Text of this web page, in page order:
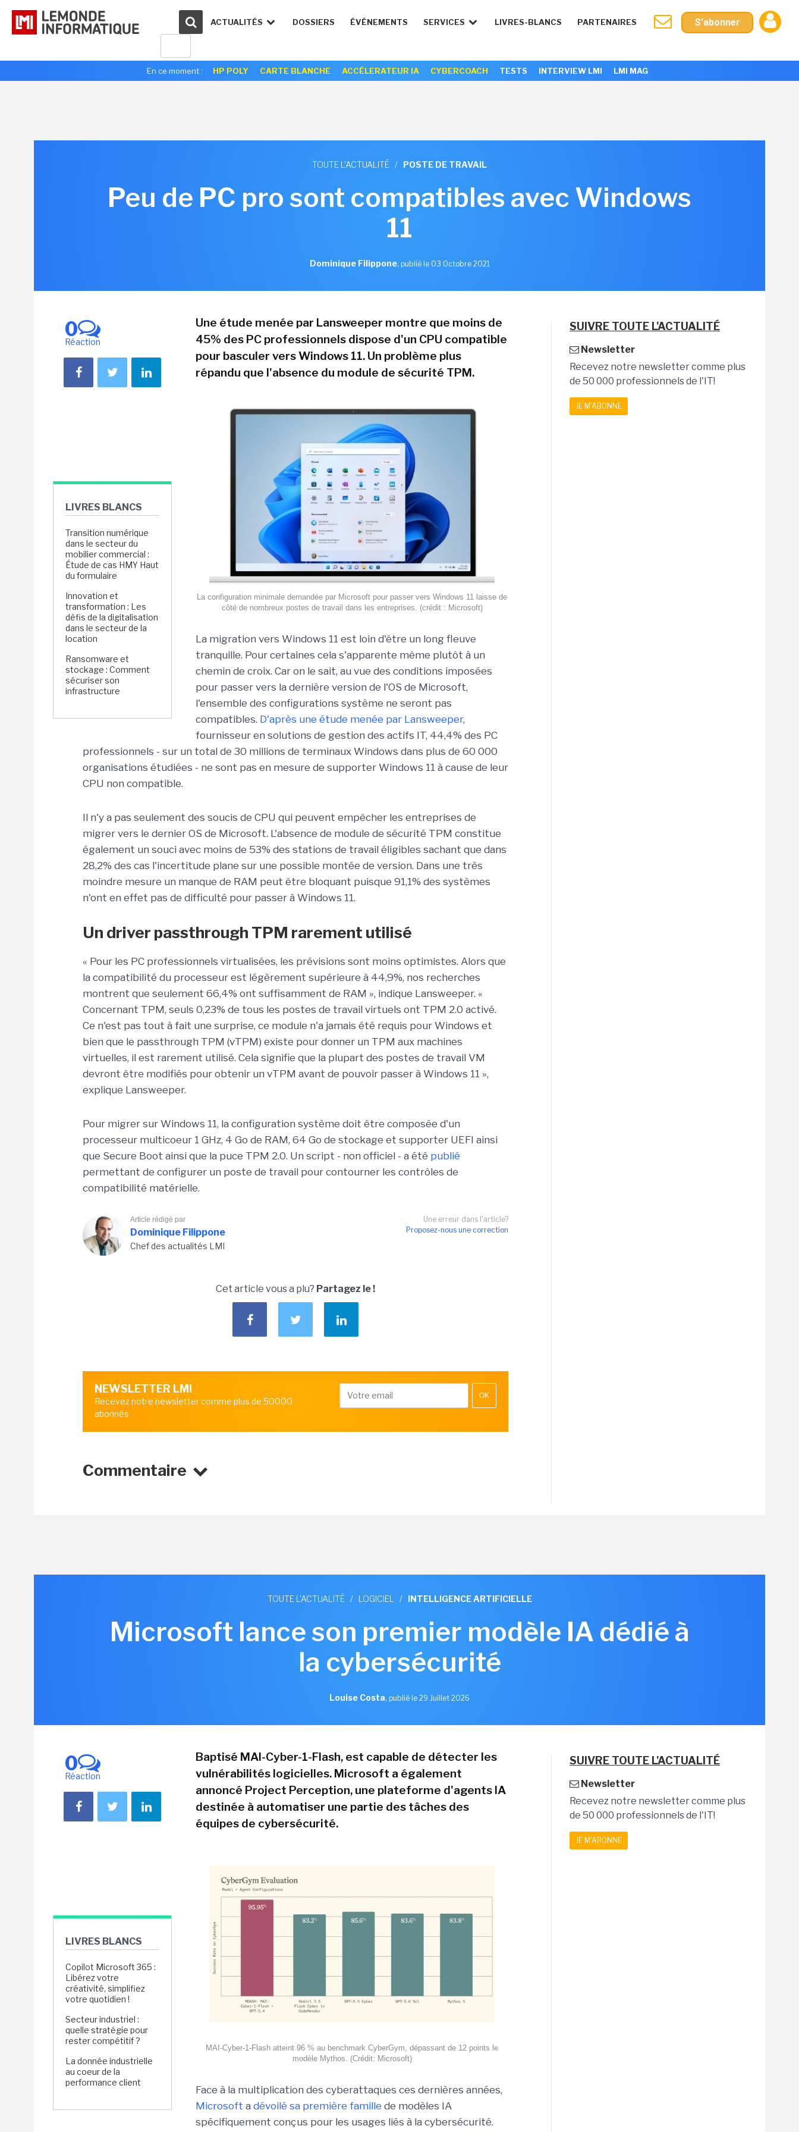
ACTUALITÉS DOSSIERS ÉVÉNEMENTS SERVICES LIVRES-BLANCS PARTENAIRES S'abonner
En ce moment : HP POLY CARTE BLANCHE ACCÉLERATEUR IA CYBERCOACH TESTS INTERVIEW LMI LMI MAG
TOUTE L'ACTUALITÉ / POSTE DE TRAVAIL
Peu de PC pro sont compatibles avec Windows
11
Dominique Filippone, publié le 03 Octobre 2021
0
Réaction
LIVRES BLANCS
Transition numérique
dans le secteur du
mobilier commercial :
Étude de cas HMY Haut
du formulaire
Innovation et
transformation : Les
défis de la digitalisation
dans le secteur de la
location
Ransomware et
stockage : Comment
sécuriser son
infrastructure
Une étude menée par Lansweeper montre que moins de
45% des PC professionnels dispose d'un CPU compatible
pour basculer vers Windows 11. Un problème plus
répandu que l'absence du module de sécurité TPM.
La configuration minimale demandée par Microsoft pour passer vers Windows 11 laisse de
côté de nombreux postes de travail dans les entreprises. (crédit : Microsoft)
La migration vers Windows 11 est loin d'être un long fleuve
tranquille. Pour certaines cela s'apparente même plutôt à un
chemin de croix. Car on le sait, au vue des conditions imposées
pour passer vers la dernière version de l'OS de Microsoft,
l'ensemble des configurations système ne seront pas
compatibles. D'après une étude menée par Lansweeper,
fournisseur en solutions de gestion des actifs IT, 44,4% des PC
professionnels - sur un total de 30 millions de terminaux Windows dans plus de 60 000
organisations étudiées - ne sont pas en mesure de supporter Windows 11 à cause de leur
CPU non compatible.
Il n'y a pas seulement des soucis de CPU qui peuvent empêcher les entreprises de
migrer vers le dernier OS de Microsoft. L'absence de module de sécurité TPM constitue
également un souci avec moins de 53% des stations de travail éligibles sachant que dans
28,2% des cas l'incertitude plane sur une possible montée de version. Dans une très
moindre mesure un manque de RAM peut être bloquant puisque 91,1% des systèmes
n'ont en effet pas de difficulté pour passer à Windows 11.
Un driver passthrough TPM rarement utilisé
« Pour les PC professionnels virtualisées, les prévisions sont moins optimistes. Alors que
la compatibilité du processeur est légèrement supérieure à 44,9%, nos recherches
montrent que seulement 66,4% ont suffisamment de RAM », indique Lansweeper. «
Concernant TPM, seuls 0,23% de tous les postes de travail virtuels ont TPM 2.0 activé.
Ce n'est pas tout à fait une surprise, ce module n'a jamais été requis pour Windows et
bien que le passthrough TPM (vTPM) existe pour donner un TPM aux machines
virtuelles, il est rarement utilisé. Cela signifie que la plupart des postes de travail VM
devront être modifiés pour obtenir un vTPM avant de pouvoir passer à Windows 11 »,
explique Lansweeper.
Pour migrer sur Windows 11, la configuration système doit être composée d'un
processeur multicoeur 1 GHz, 4 Go de RAM, 64 Go de stockage et supporter UEFI ainsi
que Secure Boot ainsi que la puce TPM 2.0. Un script - non officiel - a été publié
permettant de configurer un poste de travail pour contourner les contrôles de
compatibilité matérielle.
Une erreur dans l'article?
Proposez-nous une correction
Article rédigé par
Dominique Filippone
Chef des actualités LMI
Cet article vous a plu? Partagez le !
NEWSLETTER LMI
Recevez notre newsletter comme plus de 50000
abonnés
OK
Commentaire
SUIVRE TOUTE L'ACTUALITÉ
Newsletter
Recevez notre newsletter comme plus
de 50 000 professionnels de l'IT!
JE M'ABONNE
TOUTE L'ACTUALITÉ / LOGICIEL / INTELLIGENCE ARTIFICIELLE
Microsoft lance son premier modèle IA dédié à
la cybersécurité
Louise Costa, publié le 29 Juillet 2026
0
Réaction
LIVRES BLANCS
Copilot Microsoft 365 :
Libérez votre
créativité, simplifiez
votre quotidien !
Secteur industriel :
quelle stratégie pour
rester compétitif ?
La donnée industrielle
au coeur de la
performance client
Baptisé MAI-Cyber-1-Flash, est capable de détecter les
vulnérabilités logicielles. Microsoft a également
annoncé Project Perception, une plateforme d'agents IA
destinée à automatiser une partie des tâches des
équipes de cybersécurité.
MAI-Cyber-1-Flash atteint 96 % au benchmark CyberGym, dépassant de 12 points le
modèle Mythos. (Crédit: Microsoft)
Face à la multiplication des cyberattaques ces dernières années,
Microsoft a dévoilé sa première famille de modèles IA
spécifiquement conçus pour les usages liés à la cybersécurité.
SUIVRE TOUTE L'ACTUALITÉ
Newsletter
Recevez notre newsletter comme plus
de 50 000 professionnels de l'IT!
JE M'ABONNE